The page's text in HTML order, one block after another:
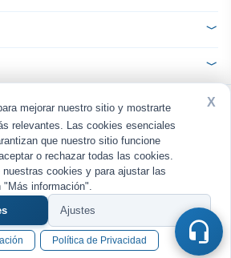
mejorar nuestro sitio y mostrarte
relevantes. Las cookies esenciales
que nuestro sitio funcione
o rechazar todas las cookies.
cookies y para ajustar las
información".
Ajustes
X
Política de Privacidad
PayPal Bizum
seQura
MRW Nacex Correos UPS
·Aviso legal · Cookies
· Todos los derechos reservados · Diseño web por
europeart